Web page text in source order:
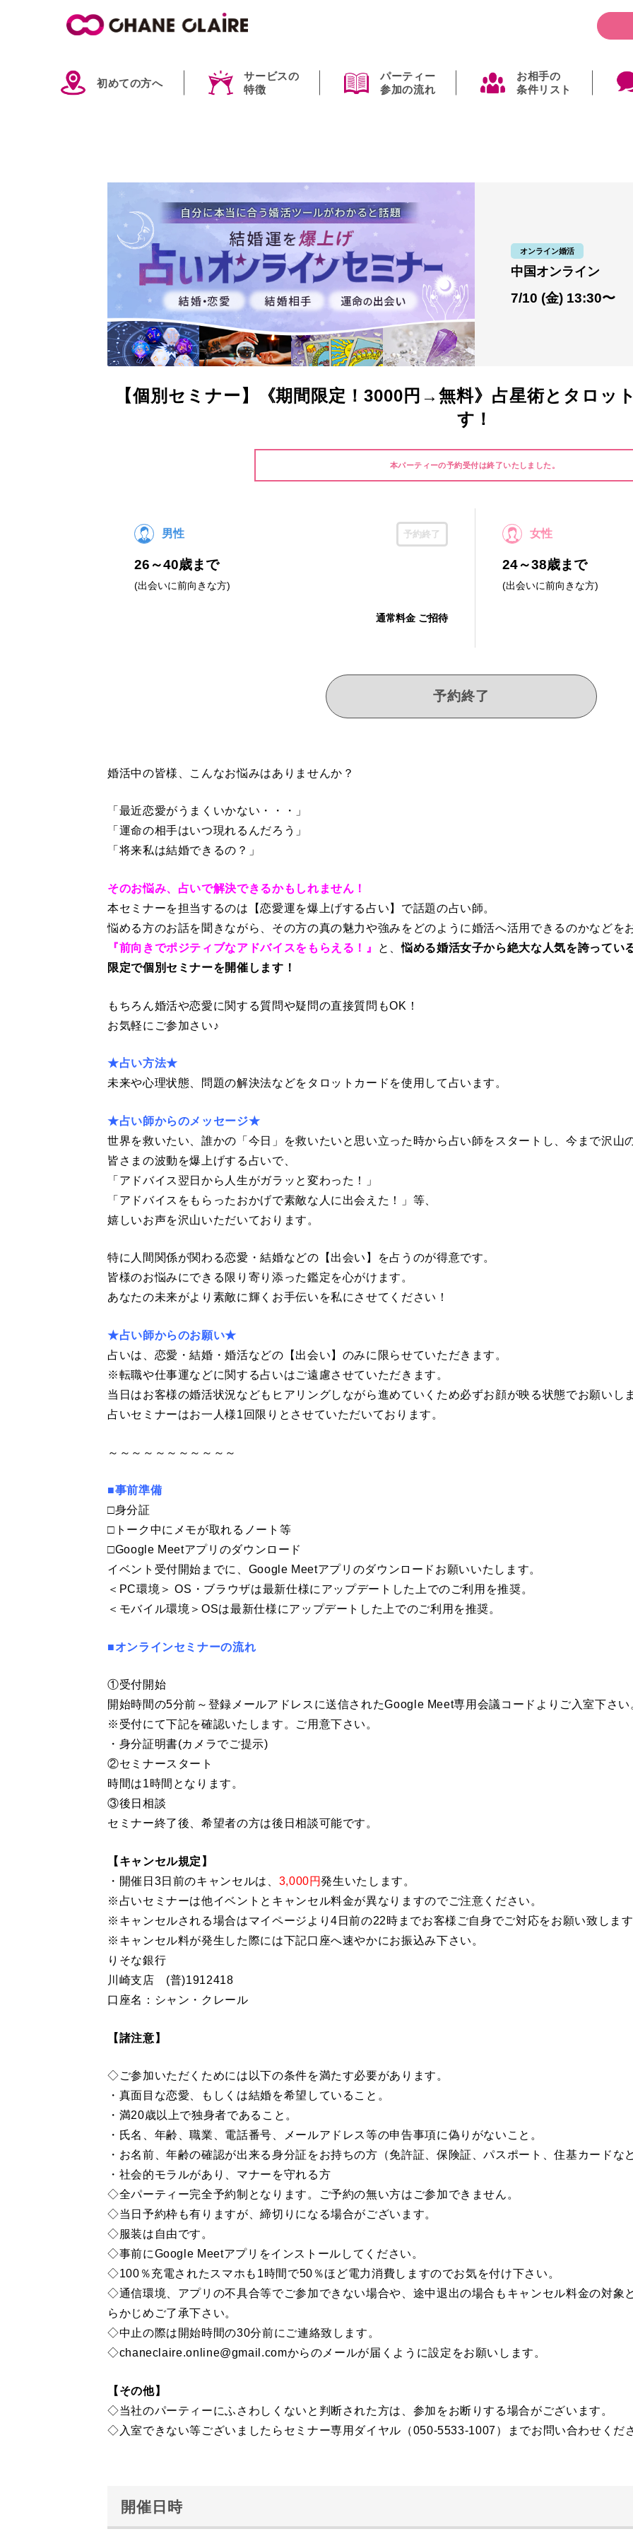
初めての方へ
サービスの
特徴
パーティー
参加の流れ
お相手の
条件リスト
7/10 (金) 13:30〜
オンライン婚活
中国オンライン
【個別セミナー】《期間限定！3000円→無料》占星術とタロッ
す！
本パーティーの予約受付は終了いたしました。
男性 予約終了
26～40歳まで
(出会いに前向きな方)
通常料金 ご招待
女性
24～38歳まで
(出会いに前向きな方)
予約終了
婚活中の皆様、こんなお悩みはありませんか？
「最近恋愛がうまくいかない・・・」
「運命の相手はいつ現れるんだろう」
「将来私は結婚できるの？」
そのお悩み、占いで解決できるかもしれません！
本セミナーを担当するのは【恋愛運を爆上げする占い】で話題の占い師。
悩める方のお話を聞きながら、その方の真の魅力や強みをどのように婚活へ活用できるのかなどを
『前向きでポジティブなアドバイスをもらえる！』
と、悩める婚活女子から絶大な人気を誇ってい
限定で個別セミナーを開催します！
もちろん婚活や恋愛に関する質問や疑問の直接質問もOK！
お気軽にご参加さい♪
★占い方法★
未来や心理状態、問題の解決法などをタロットカードを使用して占います。
★占い師からのメッセージ★
世界を救いたい、誰かの「今日」を救いたいと思い立った時から占い師をスタートし、今まで沢山
皆さまの波動を爆上げする占いで、
「アドバイス翌日から人生がガラッと変わった！」
「アドバイスをもらったおかげで素敵な人に出会えた！」等、
嬉しいお声を沢山いただいております。
特に人間関係が関わる恋愛・結婚などの【出会い】を占うのが得意です。
皆様のお悩みにできる限り寄り添った鑑定を心がけます。
あなたの未来がより素敵に輝くお手伝いを私にさせてください！
★占い師からのお願い★
占いは、恋愛・結婚・婚活などの【出会い】のみに限らせていただきます。
※転職や仕事運などに関する占いはご遠慮させていただきます。
当日はお客様の婚活状況などもヒアリングしながら進めていくため必ずお顔が映る状態でお願いし
占いセミナーはお一人様1回限りとさせていただいております。
～～～～～～～～～～～
■事前準備
□身分証
□トーク中にメモが取れるノート等
□Google Meetアプリのダウンロード
イベント受付開始までに、Google Meetアプリのダウンロードお願いいたします。
＜PC環境＞ OS・ブラウザは最新仕様にアップデートした上でのご利用を推奨。
＜モバイル環境＞OSは最新仕様にアップデートした上でのご利用を推奨。
■オンラインセミナーの流れ
①受付開始
開始時間の5分前～登録メールアドレスに送信されたGoogle Meet専用会議コードよりご入室下さい
※受付にて下記を確認いたします。ご用意下さい。
・身分証明書(カメラでご提示)
②セミナースタート
時間は1時間となります。
③後日相談
セミナー終了後、希望者の方は後日相談可能です。
【キャンセル規定】
・開催日3日前のキャンセルは、 3,000円発生いたします。
※占いセミナーは他イベントとキャンセル料金が異なりますのでご注意ください。
※キャンセルされる場合はマイページより4日前の22時までお客様ご自身でご対応をお願い致しま
※キャンセル料が発生した際には下記口座へ速やかにお振込み下さい。
りそな銀行
川崎支店 (普)1912418
口座名：シャン・クレール
【諸注意】
◇ご参加いただくためには以下の条件を満たす必要があります。
・真面目な恋愛、もしくは結婚を希望していること。
・満20歳以上で独身者であること。
・氏名、年齢、職業、電話番号、メールアドレス等の申告事項に偽りがないこと。
・お名前、年齢の確認が出来る身分証をお持ちの方（免許証、保険証、パスポート、住基カードな
・社会的モラルがあり、マナーを守れる方
◇全パーティー完全予約制となります。ご予約の無い方はご参加できません。
◇当日予約枠も有りますが、締切りになる場合がございます。
◇服装は自由です。
◇事前にGoogle Meetアプリをインストールしてください。
◇100％充電されたスマホも1時間で50％ほど電力消費しますのでお気を付け下さい。
◇通信環境、アプリの不具合等でご参加できない場合や、途中退出の場合もキャンセル料金の対象
らかじめご了承下さい。
◇中止の際は開始時間の30分前にご連絡致します。
◇chaneclaire.online@gmail.comからのメールが届くように設定をお願いします。
【その他】
◇当社のパーティーにふさわしくないと判断された方は、参加をお断りする場合がございます。
◇入室できない等ございましたらセミナー専用ダイヤル（050-5533-1007）までお問い合わせくだ
開催日時